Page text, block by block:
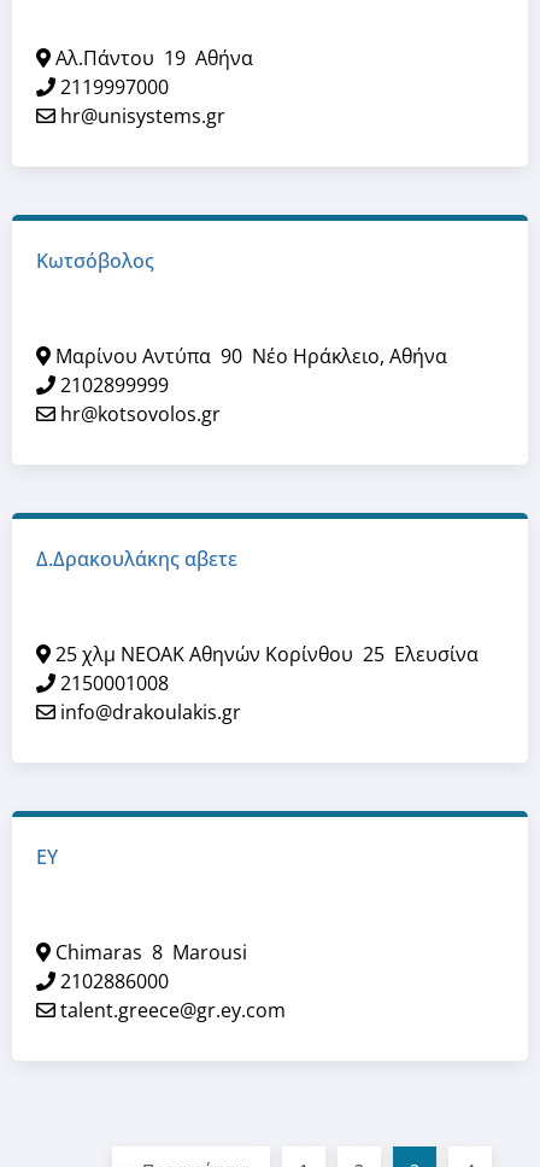
Αλ.Πάντου 19 Αθήνα
2119997000
hr@unisystems.gr
Κωτσόβολος
Μαρίνου Αντύπα 90 Νέο Ηράκλειο, Αθήνα
2102899999
hr@kotsovolos.gr
Δ.Δρακουλάκης αβετε
25 χλμ ΝΕΟΑΚ Αθηνών Κορίνθου 25 Ελευσίνα
2150001008
info@drakoulakis.gr
EY
Chimaras 8 Marousi
2102886000
talent.greece@gr.ey.com